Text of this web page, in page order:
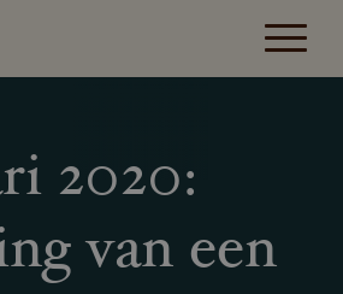
2020:
van een